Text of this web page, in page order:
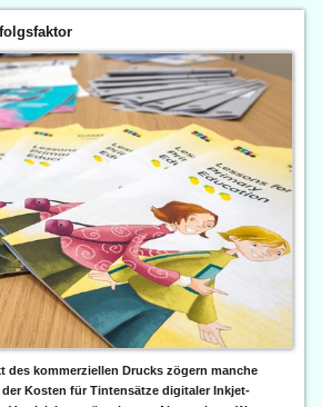
des kommerziellen Drucks zögern manche
Kosten für Tintensätze digitaler Inkjet-